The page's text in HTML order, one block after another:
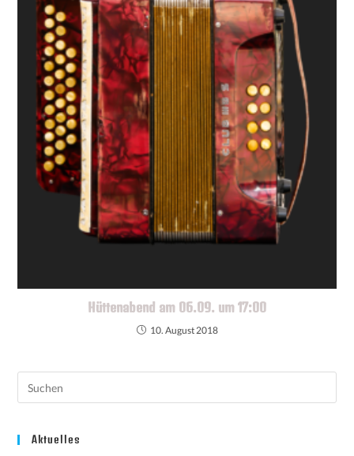
Hüttenabend am 06.09. um 17:00
10. August 2018
Aktuelles